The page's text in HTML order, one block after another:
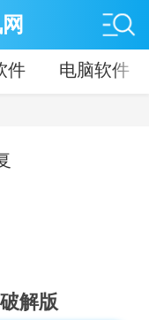
件 电脑软件
解版